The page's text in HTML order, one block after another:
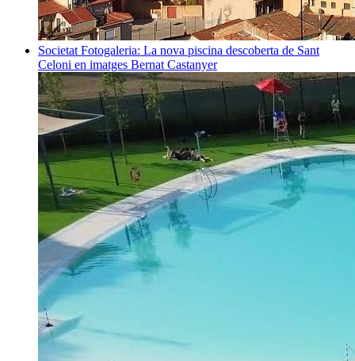
Societat Fotogaleria: La nova piscina descoberta de Sant
Celoni en imatges Bernat Castanyer